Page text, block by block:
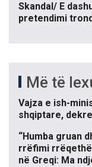
Skandal/ E
pretendimi
Më të
Vajza e ish-
shqiptare,
“Humba gruan
rrëfimi
në Greqi: Ma